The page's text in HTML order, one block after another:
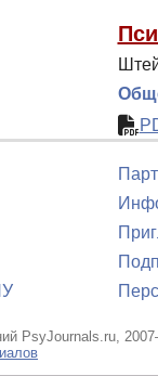
PsyJournals.ru,